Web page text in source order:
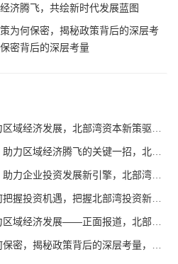
济腾飞，共绘新时代发展蓝图
为何保密，揭秘政策背后的深层考
密背后的深层考量
发展，北部湾资本新策驱动区域经济腾飞
一招，北部湾资本运作新引擎，红头文件助力区域经济腾飞
，北部湾招商引资新政策官网上线，点燃企业投资发展新动力
，把握北部湾投资新机遇，民间投资指南全解析
正面报道，北部湾资本新策赋能，区域经济腾飞在即
深层考量，北部湾资本新政策揭秘，保密背后的深层考量